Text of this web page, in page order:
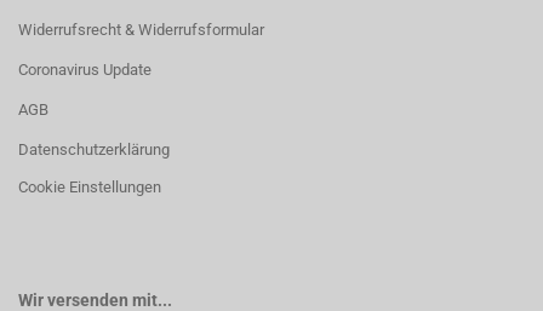
Widerrufsrecht & Widerrufsformular
Coronavirus Update
AGB
Datenschutzerklärung
Cookie Einstellungen
Wir versenden mit...